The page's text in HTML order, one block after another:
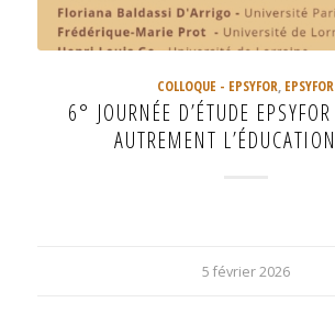
COLLOQUE - EPSYFOR, EPSYFOR
6° JOURNÉE D’ÉTUDE
AUTREMENT
5 février 2026